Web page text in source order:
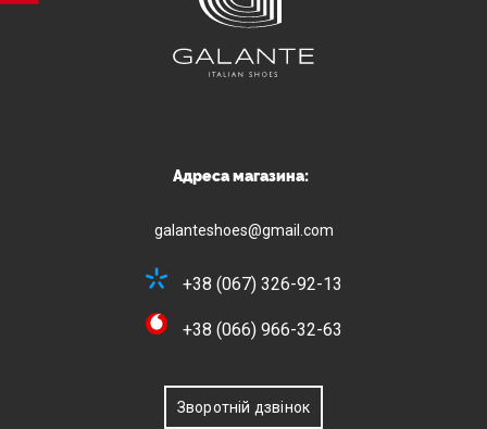
Адреса магазина:
galanteshoes@gmail.com
+38 (067) 326-92-13
+38 (066) 966-32-63
Зворотній дзвінок